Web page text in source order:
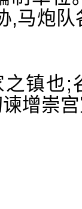
,马炮
镇也;
增崇